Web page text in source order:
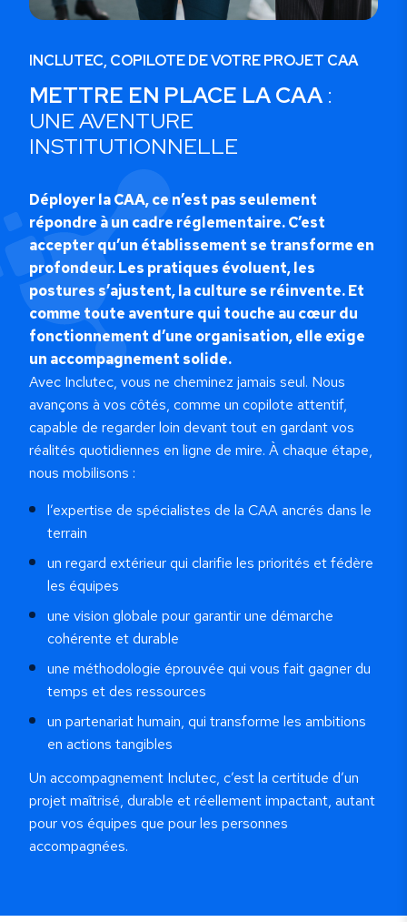
INCLUTEC, COPILOTE DE VOTRE PROJET CAA
METTRE EN PLACE LA CAA :
UNE AVENTURE
INSTITUTIONNELLE
Déployer la CAA, ce n’est pas seulement
répondre à un cadre réglementaire. C’est
accepter qu’un établissement se transforme en
profondeur. Les pratiques évoluent, les
postures s’ajustent, la culture se réinvente. Et
comme toute aventure qui touche au cœur du
fonctionnement d’une organisation, elle exige
un accompagnement solide.
Avec Inclutec, vous ne cheminez jamais seul. Nous
avançons à vos côtés, comme un copilote attentif,
capable de regarder loin devant tout en gardant vos
réalités quotidiennes en ligne de mire. À chaque étape,
nous mobilisons :
l’expertise de spécialistes de la CAA ancrés dans le
terrain
un regard extérieur qui clarifie les priorités et fédère
les équipes
une vision globale pour garantir une démarche
cohérente et durable
une méthodologie éprouvée qui vous fait gagner du
temps et des ressources
un partenariat humain, qui transforme les ambitions
en actions tangibles
Un accompagnement Inclutec, c’est la certitude d’un
projet maîtrisé, durable et réellement impactant, autant
pour vos équipes que pour les personnes
accompagnées.